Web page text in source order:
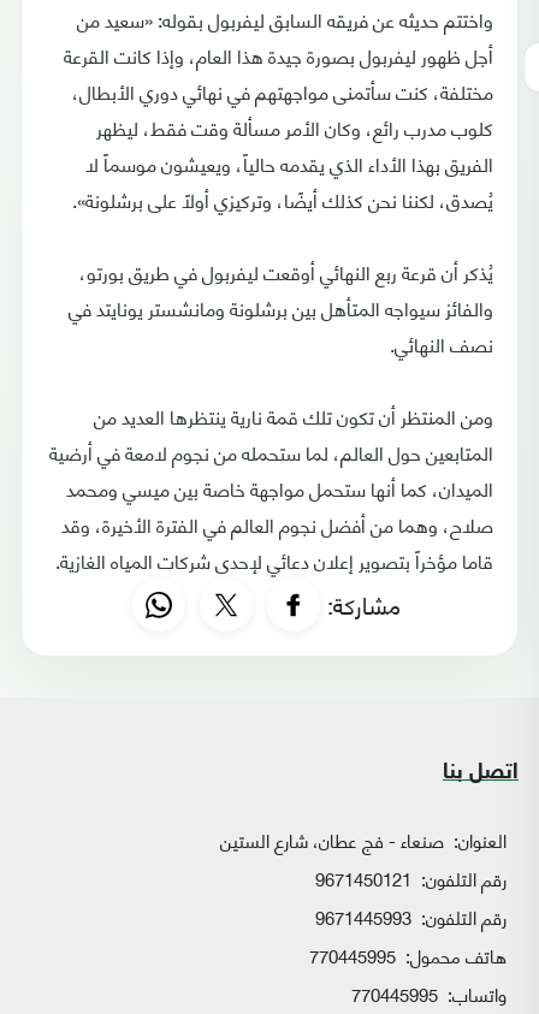
واختتم حديثه عن فريقه السابق ليفربول بقوله: «سعيد من
أجل ظهور ليفربول بصورة جيدة هذا العام، وإذا كانت القرعة
مختلفة، كنت سأتمنى مواجهتهم في نهائي دوري الأبطال،
كلوب مدرب رائع، وكان الأمر مسألة وقت فقط، ليظهر
الفريق بهذا الأداء الذي يقدمه حالياً، ويعيشون موسماً لا
يُصدق، لكننا نحن كذلك أيضًا، وتركيزي أولاً على برشلونة».
يُذكر أن قرعة ربع النهائي أوقعت ليفربول في طريق بورتو،
والفائز سيواجه المتأهل بين برشلونة ومانشستر يونايتد في
نصف النهائي.
ومن المنتظر أن تكون تلك قمة نارية ينتظرها العديد من
المتابعين حول العالم، لما ستحمله من نجوم لامعة في أرضية
الميدان، كما أنها ستحمل مواجهة خاصة بين ميسي ومحمد
صلاح، وهما من أفضل نجوم العالم في الفترة الأخيرة، وقد
قاما مؤخراً بتصوير إعلان دعائي لإحدى شركات المياه الغازية.
مشاركة:
اتصل بنا
العنوان: صنعاء - فج عطان، شارع الستين
رقم التلفون: 9671450121
رقم التلفون: 9671445993
هاتف محمول: 770445995
واتساب: